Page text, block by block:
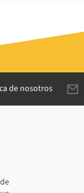
de nosotros